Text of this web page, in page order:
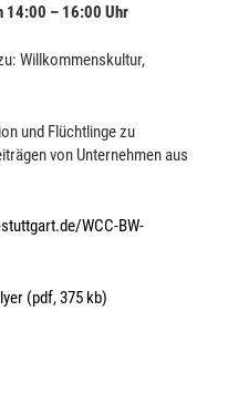
14:00 – 16:00 Uhr
Willkommenskultur,
und Flüchtlinge zu
von Unternehmen aus
WCC-BW-
(pdf, 375 kb)